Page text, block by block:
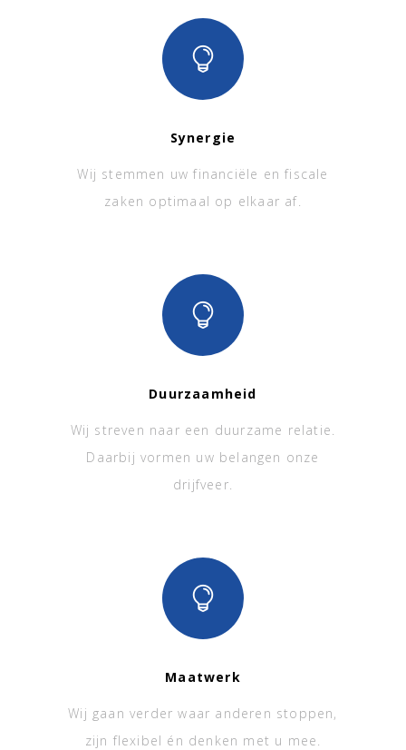
Synergie
Wij stemmen uw financiële en fiscale
zaken optimaal op elkaar af.
Duurzaamheid
Wij streven naar een duurzame relatie.
Daarbij vormen uw belangen onze
drijfveer.
Maatwerk
Wij gaan verder waar anderen stoppen,
zijn flexibel én denken met u mee.